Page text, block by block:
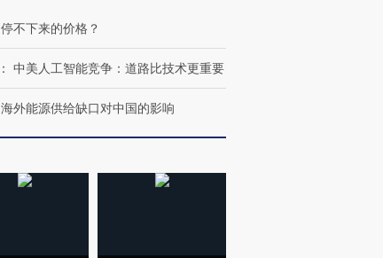
停不下来的价格？
： 中美人工智能竞争：道路比技术更重要
海外能源供给缺口对中国的影响